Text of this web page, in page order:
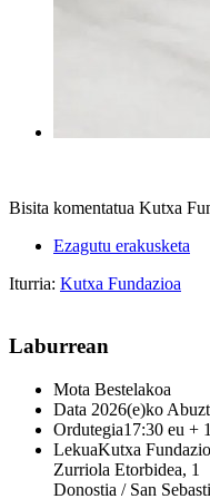
Bisita komentatua Kutxa
Ezagutu erakusketa
Iturria: Kutxa Fundazioa
Laburrean
Mota Bestelakoa
Data 2026(e)ko
Ordutegia17:30 eu +
LekuaKutxa
Zurriola Etorbidea, 1
Donostia / San